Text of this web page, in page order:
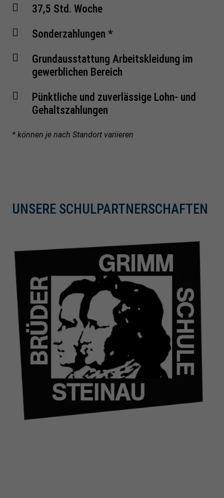
37,5 Std. Woche
Sonderzahlungen *
Grundausstattung Arbeitskleidung im
gewerblichen Bereich
Pünktliche und zuverlässige Lohn- und
Gehaltszahlungen
* können je nach Standort variieren
UNSERE SCHULPARTNERSCHAFTEN